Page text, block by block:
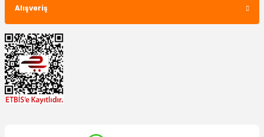
Alışveriş